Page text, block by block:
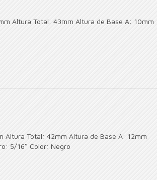
Altura Total: 43mm Altura de Base A: 10mm
Altura Total: 42mm Altura de Base A: 12mm
5/16″ Color: Negro